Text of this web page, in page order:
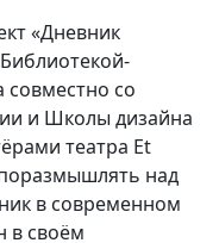
«Дневник
совместно со
и Школы дизайна
театра Et
над
в современном
в своём